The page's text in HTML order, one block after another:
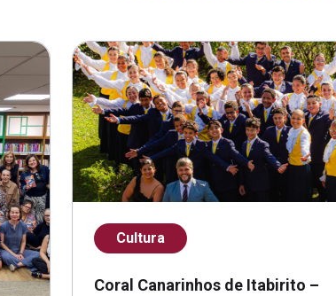
Cultura
Coral Canarinhos de Itabirito –